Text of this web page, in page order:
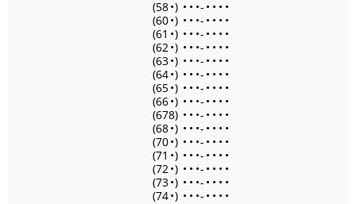
(58•) • • •- • • • •
(60•) • • •- • • • •
(61 •) • • •- • • • •
(62•) • • •- • • • •
(63•) • • •- • • • •
(64•) • • •- • • • •
(65•) • • •- • • • •
(66•) • • •- • • • •
(678) • • •- • • • •
(68•) • • •- • • • •
(70•) • • •- • • • •
(71 •) • • •- • • • •
(72•) • • •- • • • •
(73•) • • •- • • • •
(74•) • • •- • • • •